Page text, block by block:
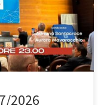
posto fine al
e alla […]
2026